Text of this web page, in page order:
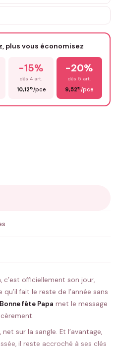
DEMANDE ✨
France✅ Validation avant fabrication
plus vous économisez
-15%
dès 4 art.
10,12€/pce
-20%
dès 5 art.
9,52€/pce
officiellement son jour,
fait le reste de l’année sans
fête Papa met le message
sur la sangle. Et l’avantage,
il reste accroché à ses clés